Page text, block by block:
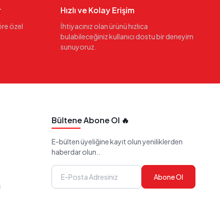
özel
Hızlı ve Kolay Erişim
İhtiyacınız olan ürünü hızlıca
bulabileceğiniz kullanıcı dostu bir deneyim
sunuyoruz.
Bültene Abone Ol 🔥
E-bülten üyeliğine kayıt olun yeniliklerden
haberdar olun..
Abone Ol